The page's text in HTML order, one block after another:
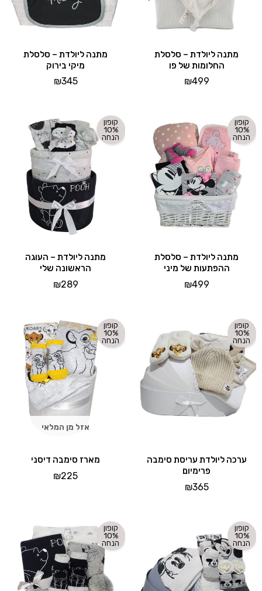
מתנה ליולדת – סלסלת
החלומות של פו
₪499
מתנה ליולדת – סלסלת
מיקי בירוק
₪345
קופון
10%
הנחה
מתנה ליולדת – סלסלת
ההפתעות של מיני
₪499
קופון
10%
הנחה
מתנה ליולדת – העוגה
הראשונה שלי
₪289
קופון
10%
הנחה
ערכה ליולדת עריסת סימבה
פרימיום
₪365
קופון
10%
הנחה
אזל מן המלאי
מארז סימבה דיסני
₪225
קופון
10%
הנחה
קופון
10%
הנחה